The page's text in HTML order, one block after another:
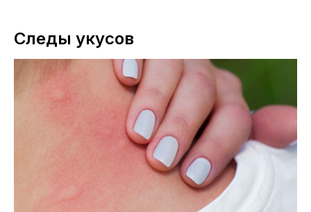
Следы укусов